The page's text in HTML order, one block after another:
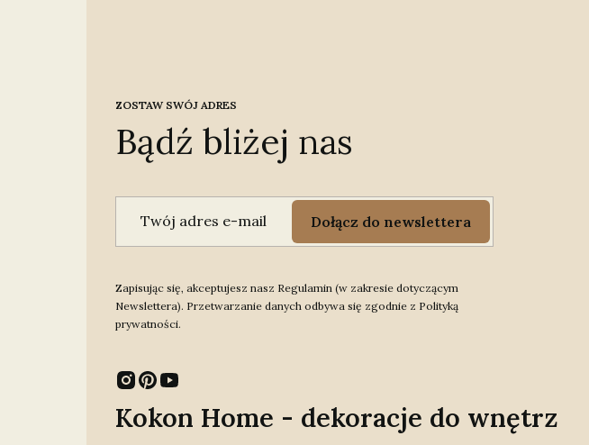
ZOSTAW SWÓJ ADRES
Bądź bliżej nas
Twój adres e-mail Dołącz do newslettera
Zapisując się, akceptujesz nasz Regulamin (w zakresie dotyczącym
Newslettera). Przetwarzanie danych odbywa się zgodnie z Polityką
prywatności.
Kokon Home - dekoracje do wnętrz